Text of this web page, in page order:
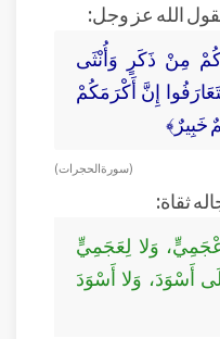
الله عز وجل:
مِنْ ذَكَرٍ وَأُنْثَى
إِنَّ أَكْرَمَكُمْ
خَبِيرٌ﴾
( سورة الحجرات )
ثقاة:
وَلا لِعَجَمِيٍّ
أَسْوَدَ، وَلا أَسْوَدَ